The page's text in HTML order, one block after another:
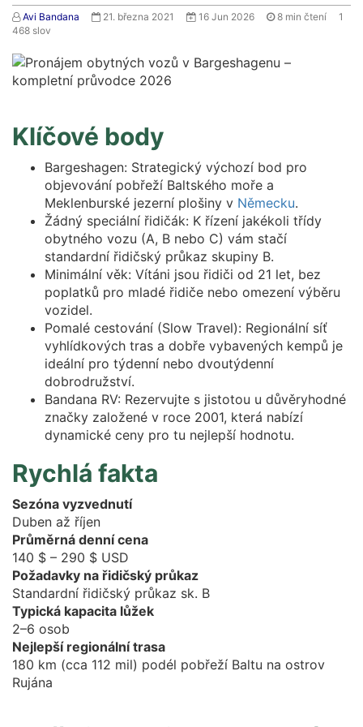
Avi Bandana 21. března 2021 16 Jun 2026 8 min čtení
1
468 slov
Klíčové body
Bargeshagen: Strategický výchozí bod pro
objevování pobřeží Baltského moře a
Meklenburské jezerní plošiny v Německu.
Žádný speciální řidičák: K řízení jakékoli třídy
obytného vozu (A, B nebo C) vám stačí
standardní řidičský průkaz skupiny B.
Minimální věk: Vítáni jsou řidiči od 21 let, bez
poplatků pro mladé řidiče nebo omezení výběru
vozidel.
Pomalé cestování (Slow Travel): Regionální síť
vyhlídkových tras a dobře vybavených kempů je
ideální pro týdenní nebo dvoutýdenní
dobrodružství.
Bandana RV: Rezervujte s jistotou u důvěryhodné
značky založené v roce 2001, která nabízí
dynamické ceny pro tu nejlepší hodnotu.
Rychlá fakta
Sezóna vyzvednutí
Duben až říjen
Průměrná denní cena
140 $ – 290 $ USD
Požadavky na řidičský průkaz
Standardní řidičský průkaz sk. B
Typická kapacita lůžek
2–6 osob
Nejlepší regionální trasa
180 km (cca 112 mil) podél pobřeží Baltu na ostrov
Rujána